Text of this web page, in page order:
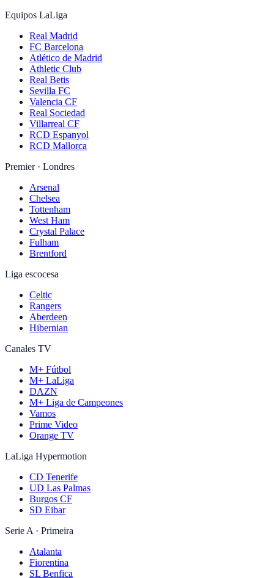
Equipos LaLiga
Real Madrid
FC Barcelona
Atlético de Madrid
Athletic Club
Real Betis
Sevilla FC
Valencia CF
Real Sociedad
Villarreal CF
RCD Espanyol
RCD Mallorca
Premier · Londres
Arsenal
Chelsea
Tottenham
West Ham
Crystal Palace
Fulham
Brentford
Liga escocesa
Celtic
Rangers
Aberdeen
Hibernian
Canales TV
M+ Fútbol
M+ LaLiga
DAZN
M+ Liga de Campeones
Vamos
Prime Video
Orange TV
LaLiga Hypermotion
CD Tenerife
UD Las Palmas
Burgos CF
SD Eibar
Serie A · Primeira
Atalanta
Fiorentina
SL Benfica